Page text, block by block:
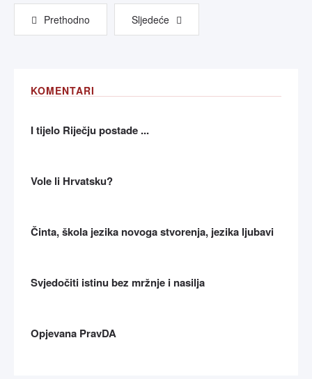
Prethodno Sljedeće
KOMENTARI
I tijelo Riječju postade ...
Vole li Hrvatsku?
Činta, škola jezika novoga stvorenja, jezika ljubavi
Svjedočiti istinu bez mržnje i nasilja
Opjevana PravDA